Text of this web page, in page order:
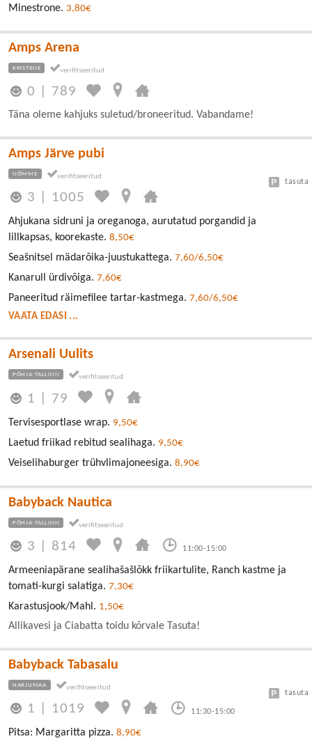
Minestrone. 3,80€
Amps Arena
KRISTIINE
0 789
Täna oleme kahjuks suletud/broneeritud. Vabandame!
Amps Järve pubi
NÕMME
3 1005
tasuta
Ahjukana sidruni ja oreganoga, aurutatud porgandid ja
lillkapsas, koorekaste. 8,50€
Seašnitsel mädarõika-juustukattega. 7,60/6,50€
Kanarull ürdivõiga. 7,60€
Paneeritud räimefilee tartar-kastmega. 7,60/6,50€
VAATA EDASI ...
Arsenali Uulits
PÕHJA-TALLINN
1 79
Tervisesportlase wrap. 9,50€
Laetud friikad rebitud sealihaga. 9,50€
Veiselihaburger trühvlimajoneesiga. 8,90€
Babyback Nautica
PÕHJA-TALLINN
3 814 11:00-15:00
Armeeniapärane sealihašašlõkk friikartulite, Ranch kastme ja
tomati-kurgi salatiga. 7,30€
Karastusjook/Mahl. 1,50€
Allikavesi ja Ciabatta toidu kõrvale Tasuta!
Babyback Tabasalu
HARJUMAA
1 1019 11:30-15:00
tasuta
Pitsa: Margaritta pizza. 8,90€